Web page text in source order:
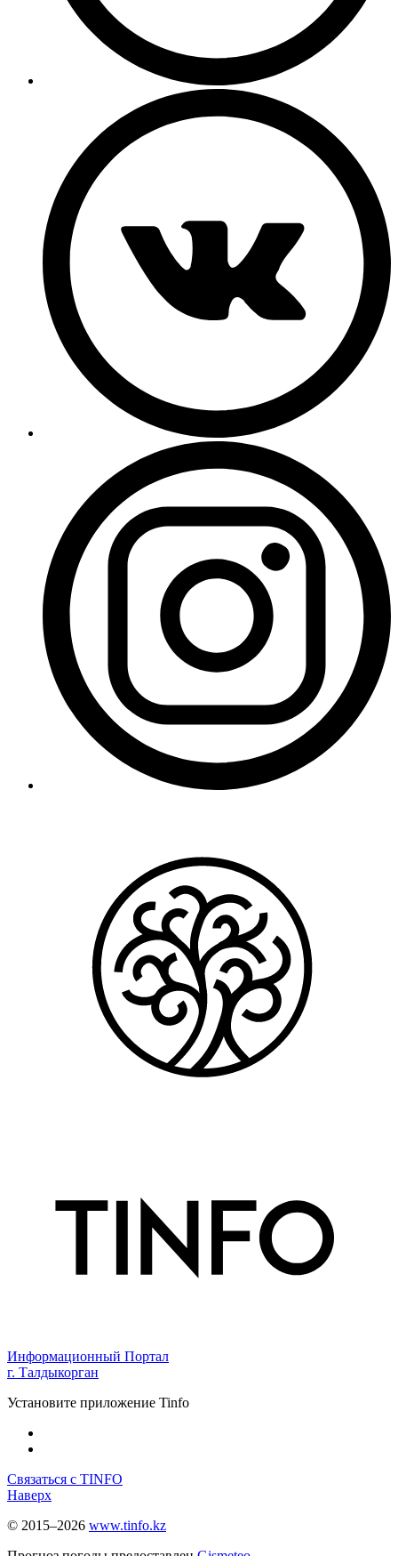
Информационный Портал
г. Талдыкорган
Установите приложение Tinfo
Связаться с TINFO
Наверх
© 2015–2026 www.tinfo.kz